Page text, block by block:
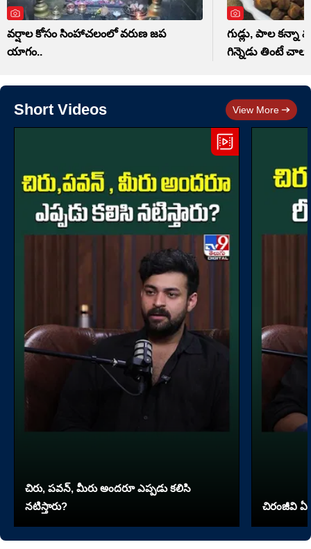
వర్షాల కోసం సింహాచలంలో వరుణ జప
యాగం..
గుడ్లు, పాల కన్నా
గిన్నెడు తింటే చాలు
Short Videos View More
చిరు, పవన్, మీరు అందరూ ఎప్పడు కలిసి
నటిస్తారు?
చిరంజీవి ఏ